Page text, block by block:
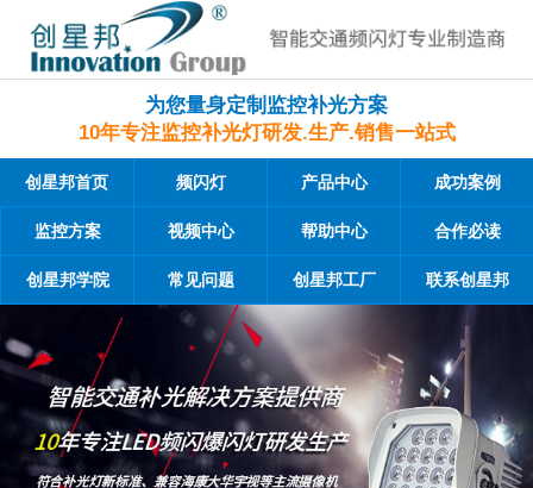
为您量身定制监控补光方案
10年专注监控补光灯研发.生产.销售一站式
创星邦首页 频闪灯 产品中心 成功案例
监控方案 视频中心 帮助中心 合作必读
创星邦学院 常见问题 创星邦工厂 联系创星邦